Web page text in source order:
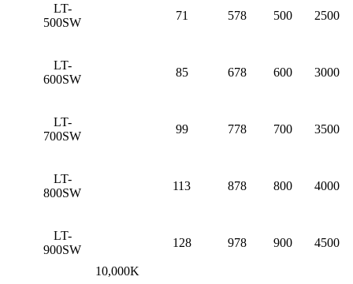
10,000K
LT-
500SW
71 578 500 2500
LT-
600SW
85 678 600 3000
LT-
700SW
99 778 700 3500
LT-
800SW
113 878 800 4000
LT-
900SW
128 978 900 4500